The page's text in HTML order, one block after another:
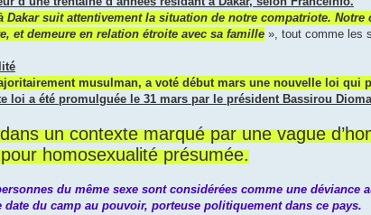
Dakar suit attentivement la situation de notre compatriote.
et demeure en relation étroite avec sa famille », tout comme les
musulman, a voté début mars une nouvelle loi
loi a été promulguée le 31 mars par le président Bassirou
un contexte marqué par une vague
homosexualité présumée.
du même sexe sont considérées comme une déviance
date du camp au pouvoir, porteuse politiquement dans ce pays.